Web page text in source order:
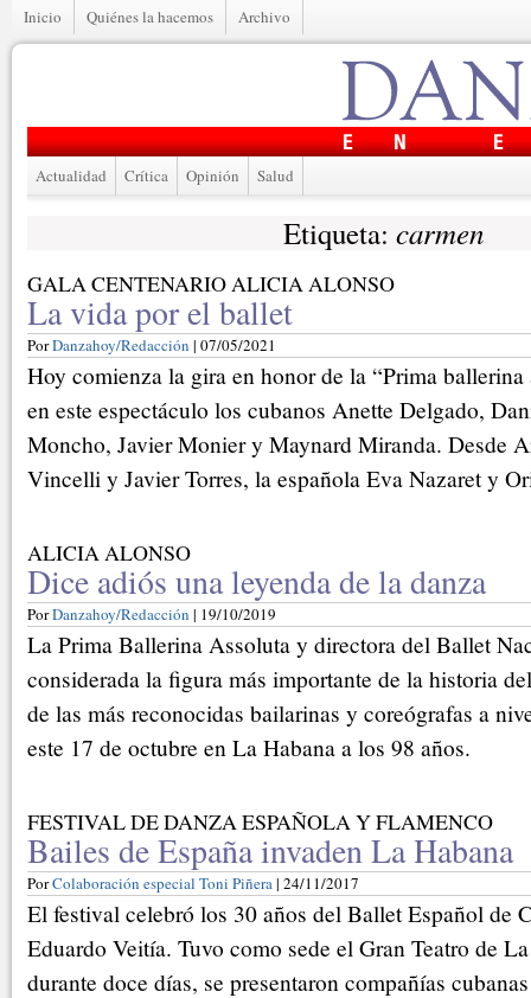
Inicio Quiénes la hacemos Archivo
Actualidad Crítica Opinión Salud
Etiqueta: carmen
GALA CENTENARIO ALICIA ALONSO
La vida por el ballet
PorDanzahoy/Redacción | 07/05/2021
Hoy comienza la gira en honor de la “Prima
en este espectáculo los cubanos Anette Delgado,
Moncho, Javier Monier y Maynard Miranda. Desde
Vincelli y Javier Torres, la española Eva Nazaret y
ALICIA ALONSO
Dice adiós una leyenda de la danza
PorDanzahoy/Redacción | 19/10/2019
La Prima Ballerina Assoluta y directora del Ballet
considerada la figura más importante de la historia
de las más reconocidas bailarinas y coreógrafas a
este 17 de octubre en La Habana a los 98 años.
FESTIVAL DE DANZA ESPAÑOLA Y FLAMENCO
Bailes de España invaden La Habana
PorColaboración especial Toni Piñera| 24/11/2017
El festival celebró los 30 años del Ballet Español de
Eduardo Veitía. Tuvo como sede el Gran Teatro de
durante doce días, se presentaron compañías